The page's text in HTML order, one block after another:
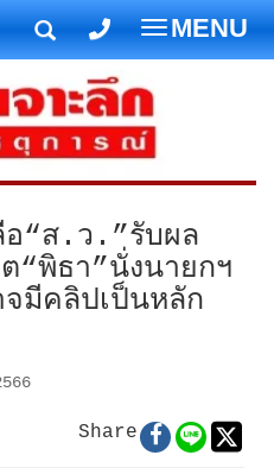
T
o
g
g
l
e
a
v
i
i
MENU
อ“ส.ว.”รับผล
“พิธา”นั่งนายกฯ
จมีคลิปเป็นหลัก
Share